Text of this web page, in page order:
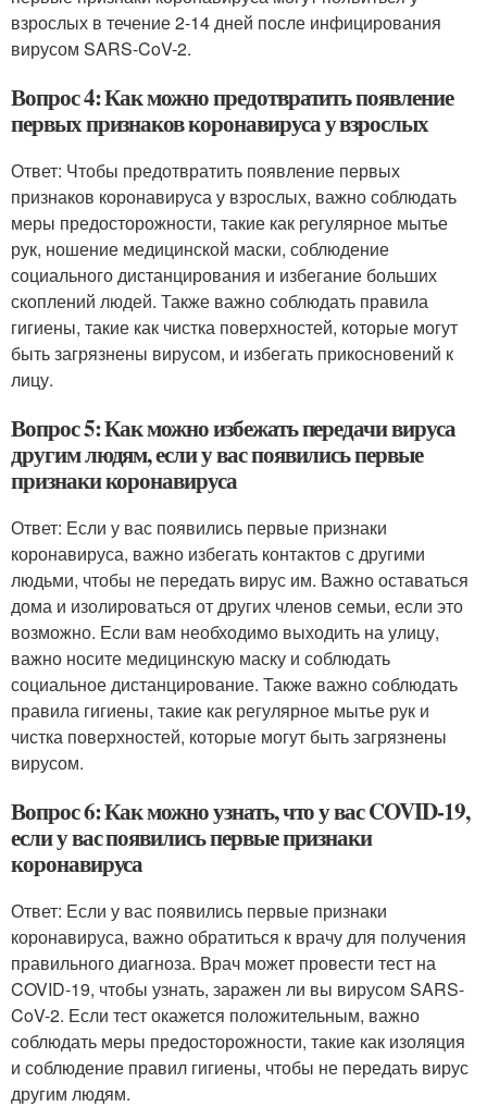
взрослых в течение 2-14 дней после инфицирования
вирусом SARS-CoV-2.
Вопрос 4: Как можно предотвратить появление
первых признаков коронавируса у взрослых
Ответ: Чтобы предотвратить появление первых
признаков коронавируса у взрослых, важно соблюдать
меры предосторожности, такие как регулярное мытье
рук, ношение медицинской маски, соблюдение
социального дистанцирования и избегание больших
скоплений людей. Также важно соблюдать правила
гигиены, такие как чистка поверхностей, которые могут
быть загрязнены вирусом, и избегать прикосновений к
лицу.
Вопрос 5: Как можно избежать передачи вируса
другим людям, если у вас появились первые
признаки коронавируса
Ответ: Если у вас появились первые признаки
коронавируса, важно избегать контактов с другими
людьми, чтобы не передать вирус им. Важно оставаться
дома и изолироваться от других членов семьи, если это
возможно. Если вам необходимо выходить на улицу,
важно носите медицинскую маску и соблюдать
социальное дистанцирование. Также важно соблюдать
правила гигиены, такие как регулярное мытье рук и
чистка поверхностей, которые могут быть загрязнены
вирусом.
Вопрос 6: Как можно узнать, что у вас COVID-19,
если у вас появились первые признаки
коронавируса
Ответ: Если у вас появились первые признаки
коронавируса, важно обратиться к врачу для получения
правильного диагноза. Врач может провести тест на
COVID-19, чтобы узнать, заражен ли вы вирусом SARS-
CoV-2. Если тест окажется положительным, важно
соблюдать меры предосторожности, такие как изоляция
и соблюдение правил гигиены, чтобы не передать вирус
другим людям.